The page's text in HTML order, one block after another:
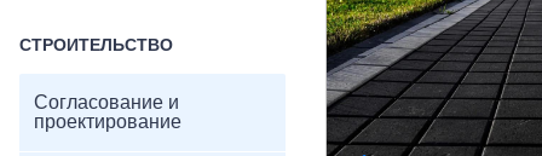
СТРОИТЕЛЬСТВО
Согласование и
проектирование